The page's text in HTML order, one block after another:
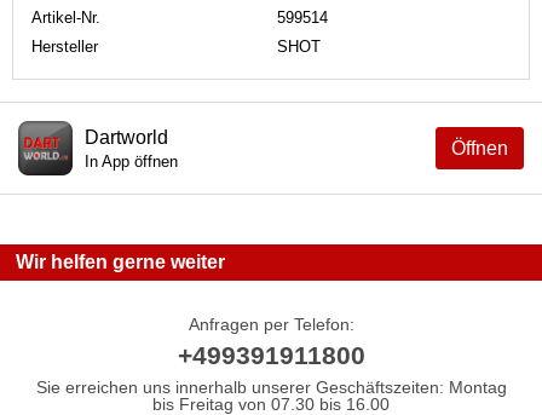
Artikel-Nr.
599514
Hersteller
SHOT
Öffnen
Dartworld
In App öffnen
Wir helfen gerne weiter
Anfragen per Telefon:
+499391911800
Sie erreichen uns innerhalb unserer Geschäftszeiten: Montag
bis Freitag von 07.30 bis 16.00